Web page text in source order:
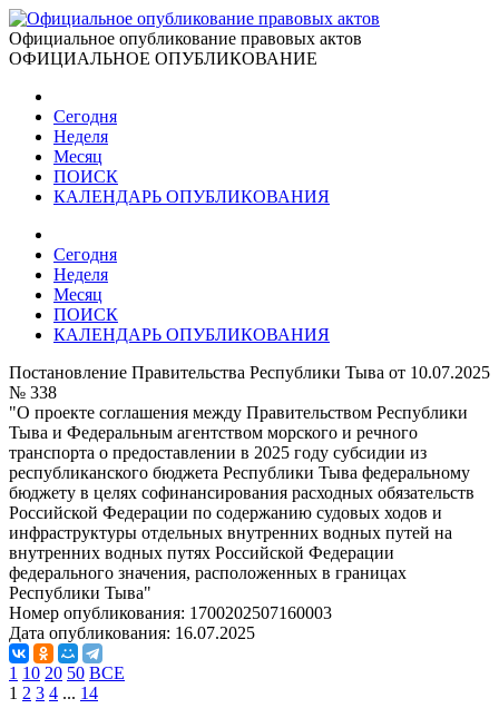
Официальное опубликование правовых актов
ОФИЦИАЛЬНОЕ ОПУБЛИКОВАНИЕ
Сегодня
Неделя
Месяц
ПОИСК
КАЛЕНДАРЬ ОПУБЛИКОВАНИЯ
Сегодня
Неделя
Месяц
ПОИСК
КАЛЕНДАРЬ ОПУБЛИКОВАНИЯ
Постановление Правительства Республики Тыва от 10.07.2025
№ 338
"О проекте соглашения между Правительством Республики
Тыва и Федеральным агентством морского и речного
транспорта о предоставлении в 2025 году субсидии из
республиканского бюджета Республики Тыва федеральному
бюджету в целях софинансирования расходных обязательств
Российской Федерации по содержанию судовых ходов и
инфраструктуры отдельных внутренних водных путей на
внутренних водных путях Российской Федерации
федерального значения, расположенных в границах
Республики Тыва"
Номер опубликования: 1700202507160003
Дата опубликования: 16.07.2025
1 10 20 50 ВСЕ
1 2 3 4 ... 14